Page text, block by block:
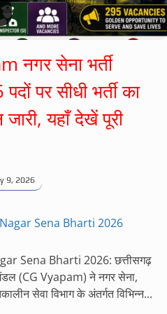
नगर सेना भर्ती
पर सीधी भर्ती का
यहाँ देखें पूरी
9, 2026
Sena Bharti 2026
Sena Bharti 2026: छत्तीसगढ़
मंडल (CG Vyapam) ने नगर सेना,
सेवा विभाग के अंतर्गत विभिन्न...